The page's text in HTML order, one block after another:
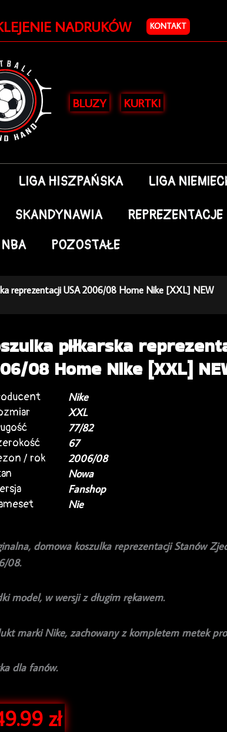
NADRUKÓW KONTAKT
BLUZY KURTKI
LIGA HISZPAŃSKA LIGA
SKANDYNAWIA REPREZENTACJE
NBA POZOSTAŁE
reprezentacji USA 2006/08 Home Nike [XXL] NEW
piłkarska
08 Home Nike [XXL]
Nike
XXL
77/82
67
/ rok
2006/08
Nowa
Fanshop
Nie
domowa koszulka reprezentacji Stanów
08.
model, w wersji z długim rękawem.
marki Nike, zachowany z kompletem metek
dla fanów.
zł